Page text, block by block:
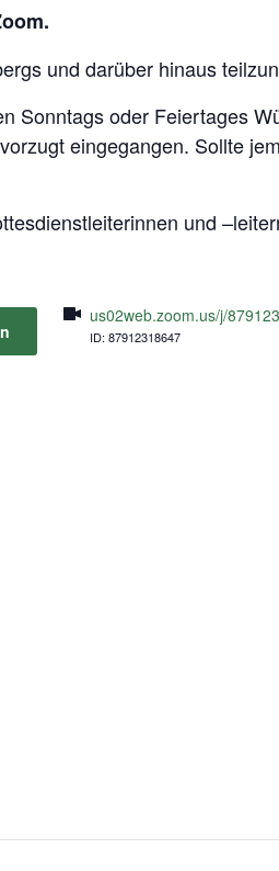
und darüber hinaus
Sonntags oder Feiertages
eingegangen. Sollte
und
us02web.zoom.us/j/
ID: 87912318647